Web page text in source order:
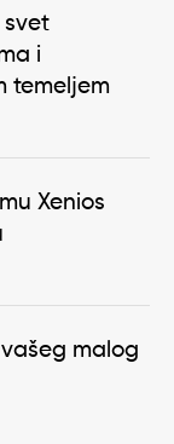
svet
i
temeljem
Xenios
malog